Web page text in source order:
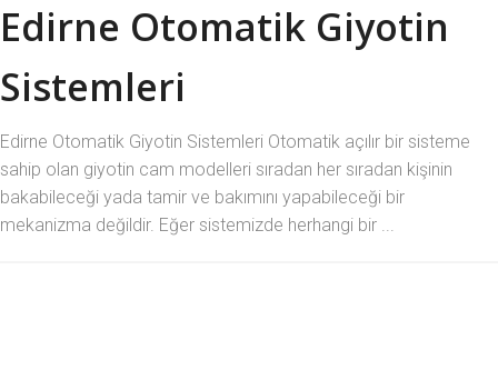
Edirne Otomatik Giyotin
Sistemleri
Edirne Otomatik Giyotin Sistemleri Otomatik açılır bir sisteme
sahip olan giyotin cam modelleri sıradan her sıradan kişinin
bakabileceği yada tamir ve bakımını yapabileceği bir
mekanizma değildir. Eğer sistemizde herhangi bir ...